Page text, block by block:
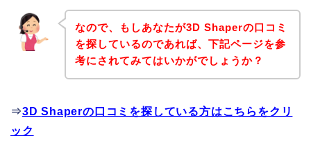
なので、もしあなたが3D Shaperの口コミ
を探しているのであれば、下記ページを参
考にされてみてはいかがでしょうか？
⇒3D Shaperの口コミを探している方はこちらをクリ
ック